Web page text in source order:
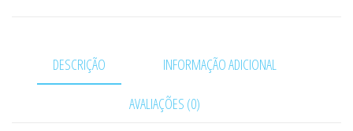
DESCRIÇÃO INFORMAÇÃO ADICIONAL
AVALIAÇÕES (0)